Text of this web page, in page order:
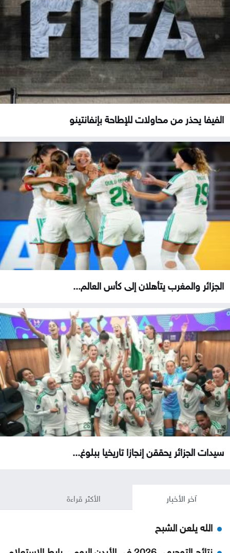
الفيفا يحذر من محاولات للإطاحة بإنفانتينو
الجزائر والمغرب يتأهلان إلى كأس العالم...
سيدات الجزائر يحققن إنجازا تاريخيا ببلوغ...
آخر الأخبار الأكثر قراءة
الله يلعن الشبح